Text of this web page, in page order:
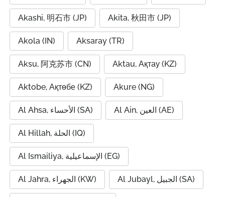
Akashi, 明石市 (JP) Akita, 秋田市 (JP)
Akola (IN) Aksaray (TR)
Aksu, 阿克苏市 (CN) Aktau, Ақтау (KZ)
Aktobe, Ақтөбе (KZ) Akure (NG)
Al Ahsa, الأحساء (SA) Al Ain, العين (AE)
Al Hillah, الحلة (IQ)
Al Ismailiya, الإسماعيلية (EG)
Al Jahra, الجهراء (KW) Al Jubayl, الجبيل (SA)